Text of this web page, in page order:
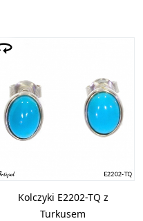
Kolczyki E2202-TQ z
Turkusem